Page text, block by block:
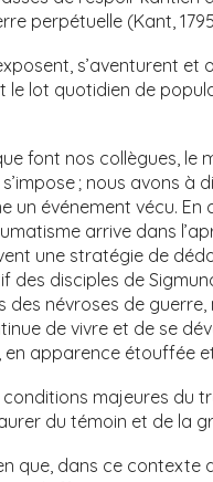
perpétuelle (Kant,
s’aventurent
le lot quotidien de
font nos collègues, le
; nous avons
un événement vécu.
arrive dans
une stratégie de
des disciples de
névroses de guerre,
de vivre et de se
en apparence étouffée
majeures du
du témoin et de la
que, dans ce contexte